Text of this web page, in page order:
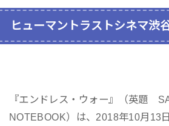
ヒューマントラストシネマ
『エンドレス・ウォー』（英題
NOTEBOOK）は、2018年10月13